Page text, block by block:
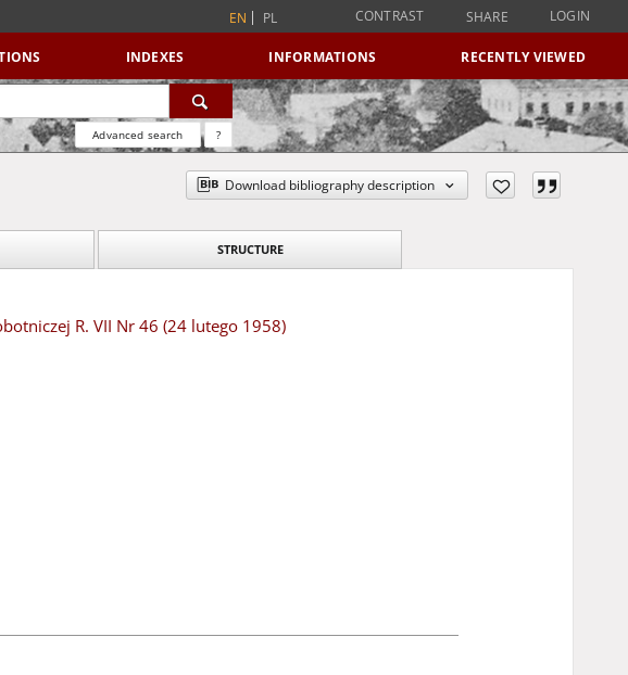
EN PL CONTRAST SHARE LOGIN
INDEXES INFORMATIONS RECENTLY VIEWED
Advanced search ?
Download bibliography description
STRUCTURE
R. VII Nr 46 (24 lutego 1958)